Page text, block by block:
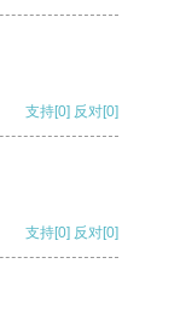
支持[0] 反对[0]
支持[0] 反对[0]